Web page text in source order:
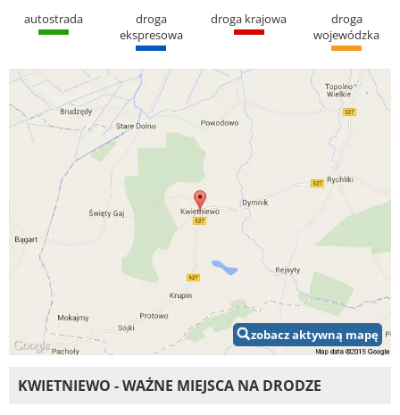
autostrada
droga
ekspresowa
droga krajowa
droga
wojewódzka
zobacz aktywną mapę
KWIETNIEWO - WAŻNE MIEJSCA NA DRODZE